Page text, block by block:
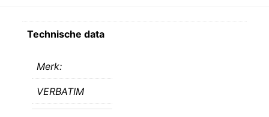
Technische data
Merk:
VERBATIM